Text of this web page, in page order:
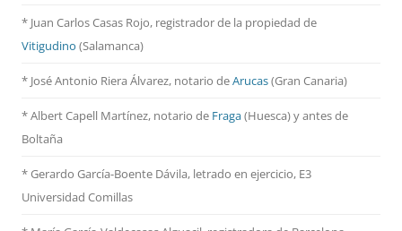
* Juan Carlos Casas Rojo, registrador de la propiedad de
Vitigudino (Salamanca)
* José Antonio Riera Álvarez, notario deArucas(Gran Canaria)
* Albert Capell Martínez, notario de Fraga(Huesca) y antes de
Boltaña
* Gerardo García-Boente Dávila, letrado en ejercicio, E3
Universidad Comillas